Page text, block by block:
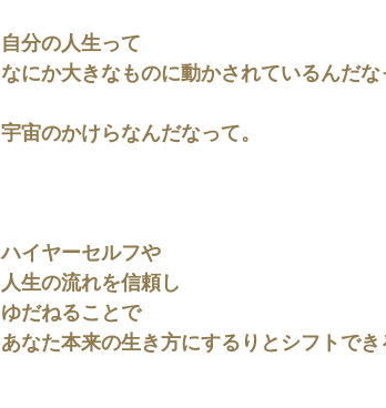
自分の人生って
なにか大きなものに動かされているんだな
宇宙のかけらなんだなって。
ハイヤーセルフや
人生の流れを信頼し
ゆだねることで
あなた本来の生き方にするりとシフトでき